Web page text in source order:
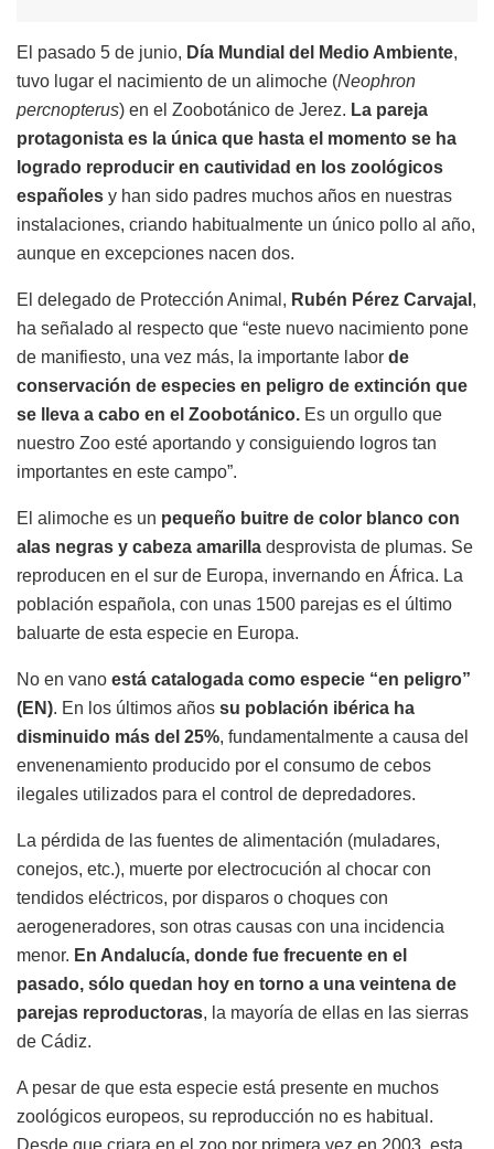
El pasado 5 de junio, Día Mundial del Medio Ambiente,
tuvo lugar el nacimiento de un alimoche (Neophron
percnopterus) en el Zoobotánico de Jerez. La pareja
protagonista es la única que hasta el momento se ha
logrado reproducir en cautividad en los zoológicos
españoles y han sido padres muchos años en nuestras
instalaciones, criando habitualmente un único pollo al año,
aunque en excepciones nacen dos.
El delegado de Protección Animal, Rubén Pérez Carvajal ,
ha señalado al respecto que “este nuevo nacimiento pone
de manifiesto, una vez más, la importante labor de
conservación de especies en peligro de extinción que
se lleva a cabo en el Zoobotánico. Es un orgullo que
nuestro Zoo esté aportando y consiguiendo logros tan
importantes en este campo”.
El alimoche es un pequeño buitre de color blanco con
alas negras y cabeza amarilla desprovista de plumas. Se
reproducen en el sur de Europa, invernando en África. La
población española, con unas 1500 parejas es el último
baluarte de esta especie en Europa.
No en vano está catalogada como especie “en peligro”
(EN). En los últimos años su población ibérica ha
disminuido más del 25%, fundamentalmente a causa del
envenenamiento producido por el consumo de cebos
ilegales utilizados para el control de depredadores.
La pérdida de las fuentes de alimentación (muladares,
conejos, etc.), muerte por electrocución al chocar con
tendidos eléctricos, por disparos o choques con
aerogeneradores, son otras causas con una incidencia
menor. En Andalucía, donde fue frecuente en el
pasado, sólo quedan hoy en torno a una veintena de
parejas reproductoras, la mayoría de ellas en las sierras
de Cádiz.
A pesar de que esta especie está presente en muchos
zoológicos europeos, su reproducción no es habitual.
Desde que criara en el zoo por primera vez en 2003, esta